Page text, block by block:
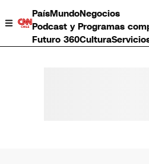
PaísMundoNegocios
Podcast y Programas
Futuro 360Cultura